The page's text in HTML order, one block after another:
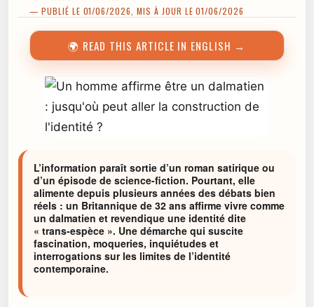
— PUBLIÉ LE 01/06/2026, MIS À JOUR LE 01/06/2026
🌍 READ THIS ARTICLE IN ENGLISH →
L’information paraît sortie d’un roman satirique ou
d’un épisode de science-fiction. Pourtant, elle
alimente depuis plusieurs années des débats bien
réels : un Britannique de 32 ans affirme vivre comme
un dalmatien et revendique une identité dite
« trans-espèce ». Une démarche qui suscite
fascination, moqueries, inquiétudes et
interrogations sur les limites de l’identité
contemporaine.